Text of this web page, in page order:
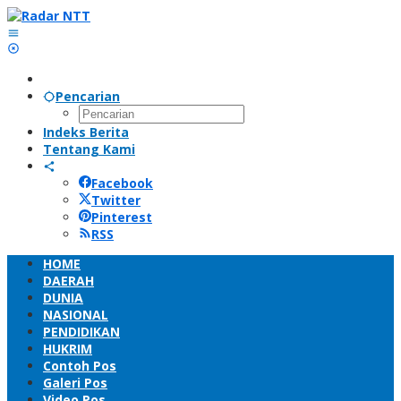
Lewati
ke
konten
Pencarian
Indeks Berita
Tentang Kami
Facebook
Twitter
Pinterest
RSS
HOME
DAERAH
DUNIA
NASIONAL
PENDIDIKAN
HUKRIM
Contoh Pos
Galeri Pos